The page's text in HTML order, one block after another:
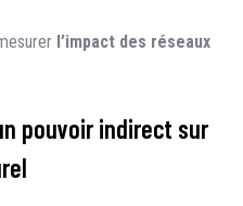
l’impact des réseaux
pouvoir indirect sur